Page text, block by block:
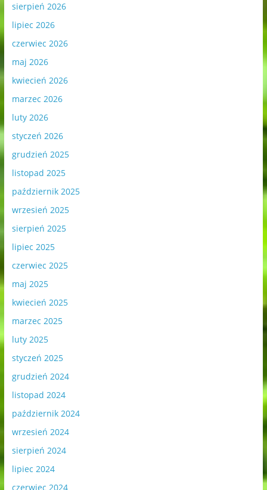
sierpień 2026
lipiec 2026
czerwiec 2026
maj 2026
kwiecień 2026
marzec 2026
luty 2026
styczeń 2026
grudzień 2025
listopad 2025
październik 2025
wrzesień 2025
sierpień 2025
lipiec 2025
czerwiec 2025
maj 2025
kwiecień 2025
marzec 2025
luty 2025
styczeń 2025
grudzień 2024
listopad 2024
październik 2024
wrzesień 2024
sierpień 2024
lipiec 2024
czerwiec 2024